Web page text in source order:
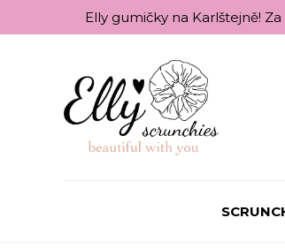
Elly gumičky na Karlštejně!